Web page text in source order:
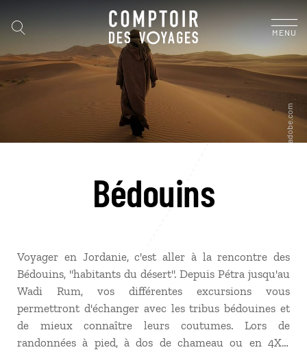
MENU
Bédouins
Voyager en Jordanie, c'est aller à la rencontre des
Bédouins, "habitants du désert". Depuis Pétra jusqu'au
Wadi Rum, vos différentes excursions vous
permettront d'échanger avec les tribus bédouines et
de mieux connaître leurs coutumes. Lors de
randonnées à pied, à dos de chameau ou en 4X4,